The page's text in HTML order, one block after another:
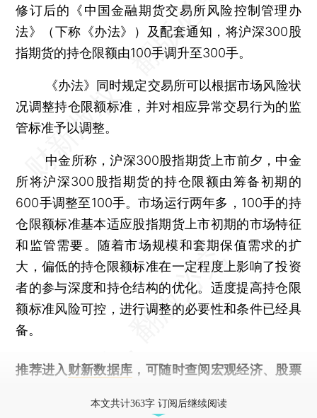
修订后的《中国金融期货交易所风险控制管理办
法》（下称《办法》）及配套通知，将沪深300股
指期货的持仓限额由100手调升至300手。
《办法》同时规定交易所可以根据市场风险状
况调整持仓限额标准，并对相应异常交易行为的监
管标准予以调整。
中金所称，沪深300股指期货上市前夕，中金
所将沪深300股指期货的持仓限额由筹备初期的
600手调整至100手。市场运行两年多，100手的持
仓限额标准基本适应股指期货上市初期的市场特征
和监管需要。随着市场规模和套期保值需求的扩
大，偏低的持仓限额标准在一定程度上影响了投资
者的参与深度和持仓结构的优化。适度提高持仓限
额标准风险可控，进行调整的必要性和条件已经具
备。
推荐进入 财新数据库 ，可随时查阅宏观经济、股票
本文共计363字 订阅后继续阅读